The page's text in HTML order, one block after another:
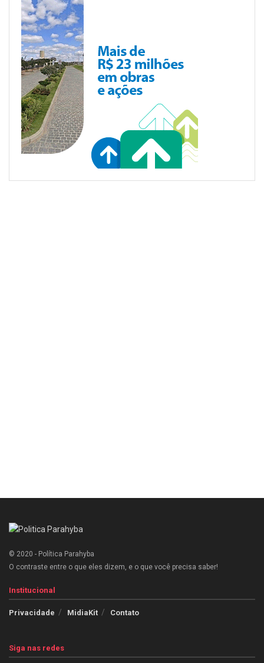
© 2020 - Política Parahyba
O contraste entre o que eles dizem, e o que você precisa saber!
Institucional
Privacidade MidiaKit Contato
Siga nas redes